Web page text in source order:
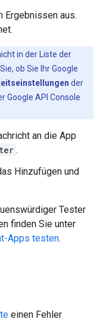
Ergebnissen aus.
in der Liste der
ob Sie Ihr Google
der
Google API Console
an die App
.
Hinzufügen und
Tester
finden Sie unter
Apps testen.
einen Fehler